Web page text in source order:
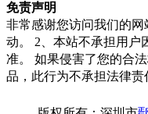
免责声明
非常感谢您访问我们的
动。 2、本站不承担用户
准。 如果侵害了您的合
品，此行为不承担法律责